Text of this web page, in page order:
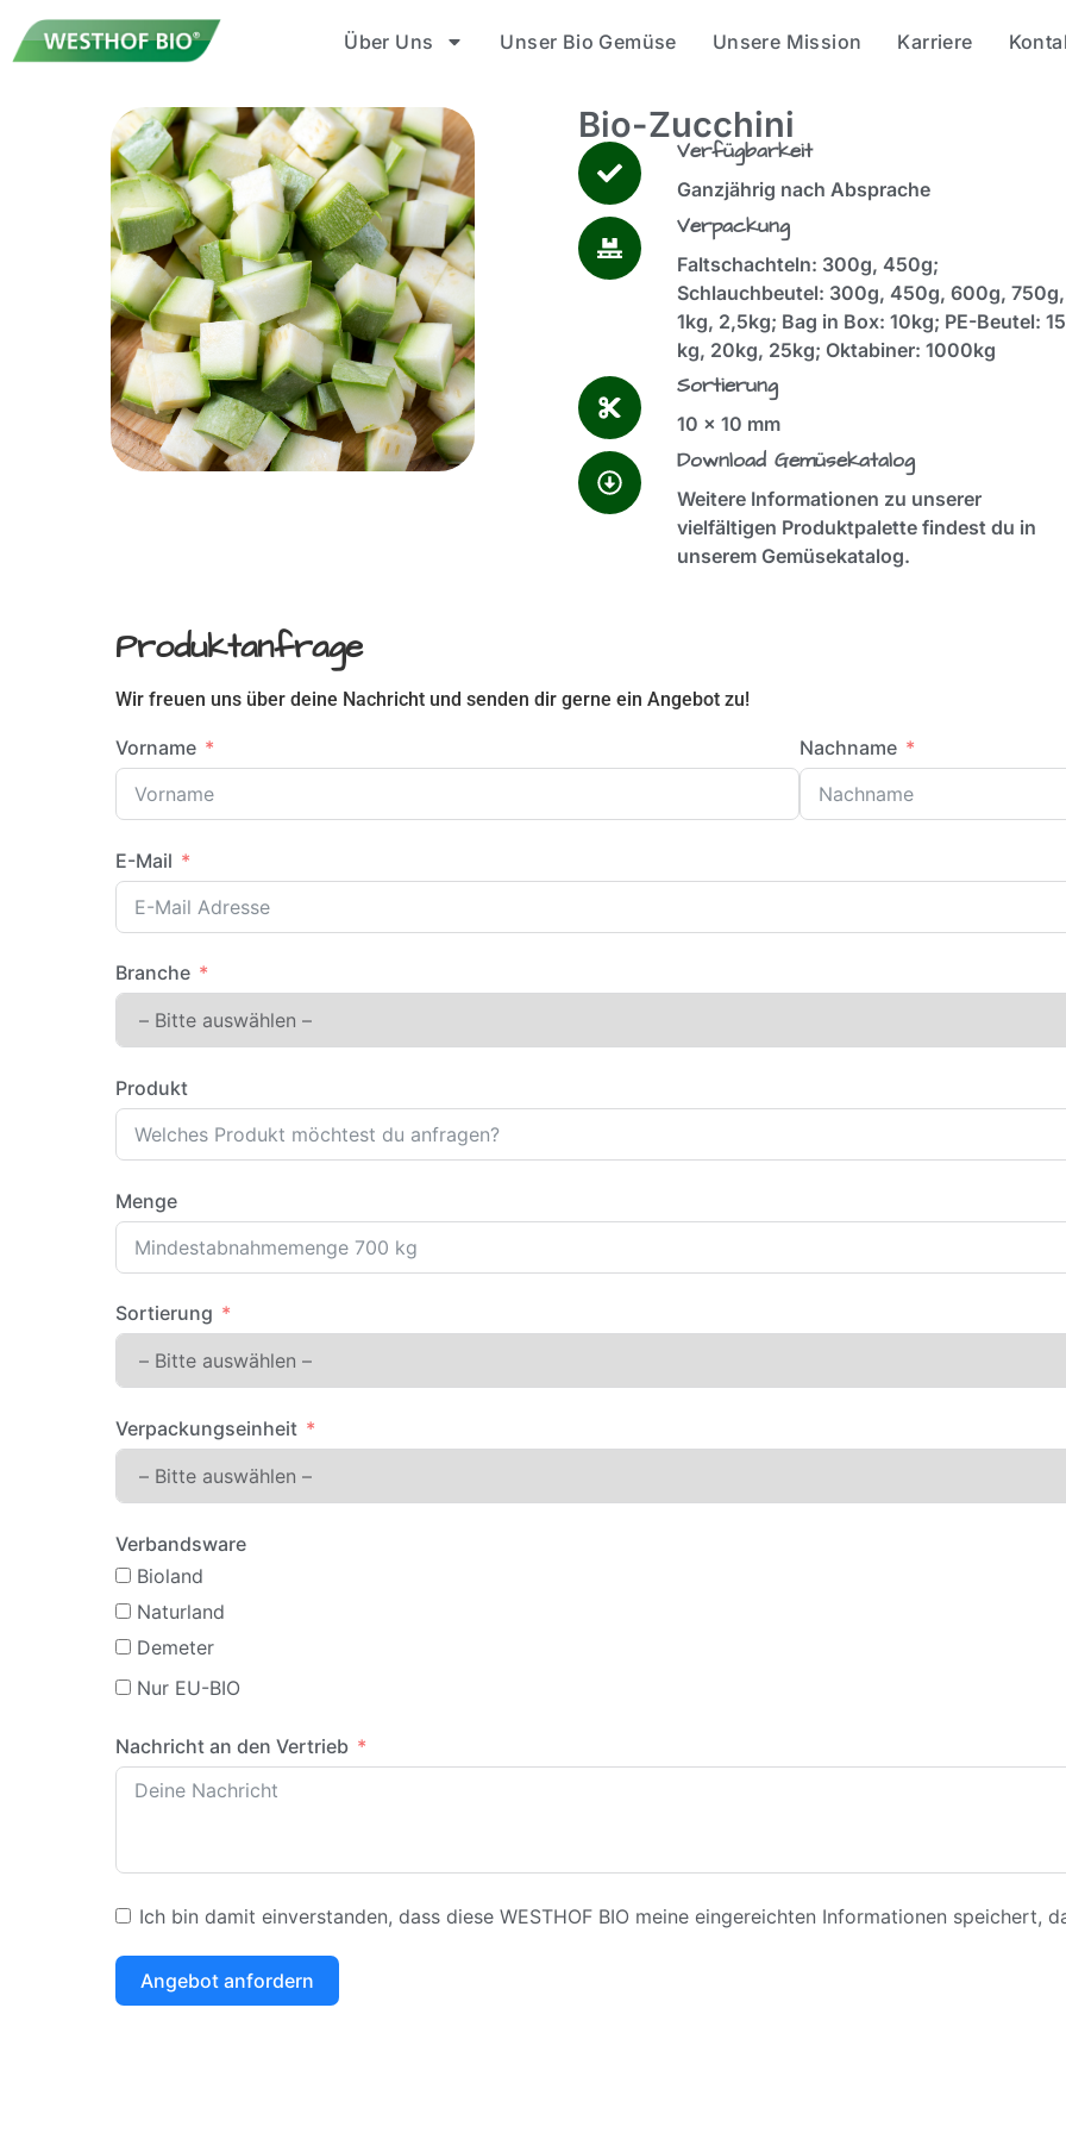
Über Uns Unser Bio Gemüse Unsere Mission Karriere
Bio-Zucchini
Verfügbarkeit
Ganzjährig nach Absprache
Verpackung
Faltschachteln: 300g, 450g;
Schlauchbeutel: 300g, 450g, 600g, 750g,
1kg, 2,5kg; Bag in Box: 10kg; PE-Beutel: 15
kg, 20kg, 25kg; Oktabiner: 1000kg
Sortierung
10 x 10 mm
Download Gemüsekatalog
Weitere Informationen zu unserer
vielfältigen Produktpalette findest du in
unserem Gemüsekatalog.
Produktanfrage
Wir freuen uns über deine Nachricht und senden dir gerne ein Angebot zu!
Vorname Nachname
E-Mail
Branche
Produkt
Menge
Sortierung
Verpackungseinheit
Verbandsware
Bioland
Naturland
Demeter
Nur EU-BIO
Nachricht an den Vertrieb
Ich bin damit einverstanden, dass diese WESTHOF BIO meine eingereichten Informationen speichert,
Angebot anfordern